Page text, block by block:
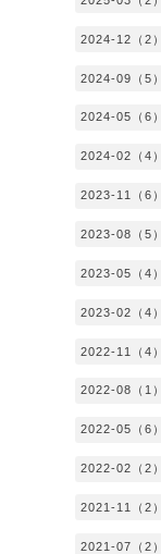
2024-12（2）
2024-09（5）
2024-05（6）
2024-02（4）
2023-11（6）
2023-08（5）
2023-05（4）
2023-02（4）
2022-11（4）
2022-08（1）
2022-05（6）
2022-02（2）
2021-11（2）
2021-07（2）